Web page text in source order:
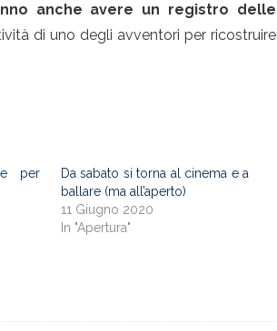
anche avere un registro delle
di uno degli avventori per ricostruire
per
Da sabato si torna al cinema e a
ballare (ma all’aperto)
11 Giugno 2020
In "Apertura"